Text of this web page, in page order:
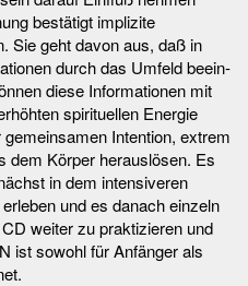
bestätigt implizite
Sie geht davon aus, daß in
durch das Umfeld beein­
diese Informationen mit
spirituellen Energie
Intention, extrem
dem Körper herauslösen. Es
in dem inten­si­veren
und es danach einzeln
weiter zu praktizieren und
ist sowohl für Anfänger als